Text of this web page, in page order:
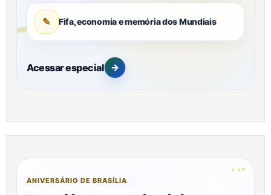
✎ Fifa, economia e memória dos Mundiais
Acessar especial →
✦ ✦✦
ANIVERSÁRIO DE BRASÍLIA